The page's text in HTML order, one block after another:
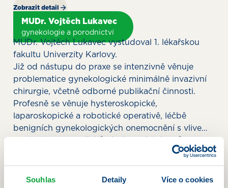
Souhlas Detaily Více o cookies
Zobrazit detail
MUDr. Vojtěch Lukavec
gynekologie a porodnictví
MUDr. Vojtěch Lukavec vystudoval 1. lékařskou
fakultu Univerzity Karlovy.
Již od nástupu do praxe se intenzivně věnuje
problematice gynekologické minimálně invazivní
chirurgie, včetně odborné publikační činnosti.
Profesně se věnuje hysteroskopické,
laparoskopické a robotické operativě, léčbě
benigních gynekologických onemocnění s vlivem
robotickou operativu a chirurgickou léčbu
endometriózy.
Za základ své praxe považuje empatický lékařský